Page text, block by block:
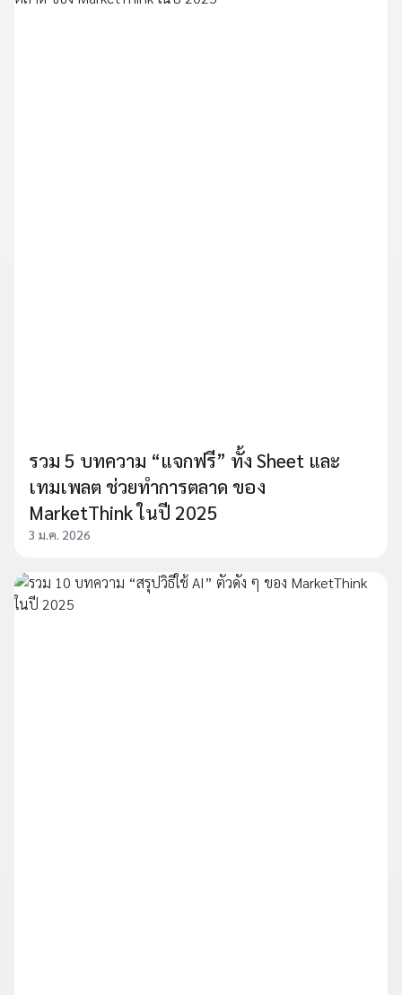
รวม 5 บทความ “แจกฟรี” ทั้ง Sheet และ
เทมเพลต ช่วยทำการตลาด ของ
MarketThink ในปี 2025
3 ม.ค. 2026